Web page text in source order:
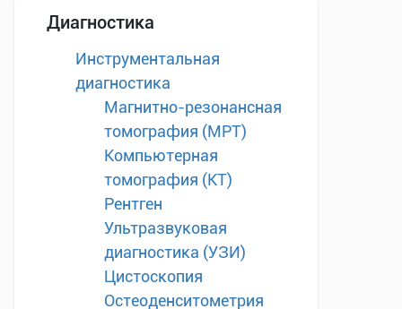
Диагностика
Инструментальная
диагностика
Магнитно-резонансная
томография (МРТ)
Компьютерная
томография (КТ)
Рентген
Ультразвуковая
диагностика (УЗИ)
Цистоскопия
Остеоденситометрия